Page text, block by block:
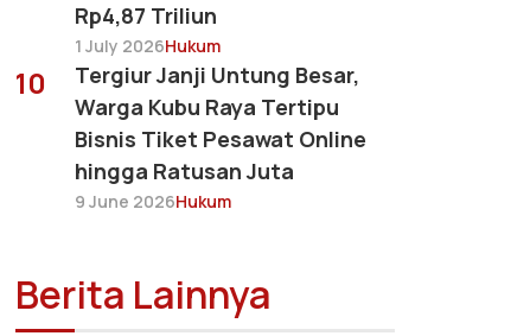
Rp4,87 Triliun
1 July 2026Hukum
10
Tergiur Janji Untung Besar,
Warga Kubu Raya Tertipu
Bisnis Tiket Pesawat Online
hingga Ratusan Juta
9 June 2026Hukum
Berita Lainnya